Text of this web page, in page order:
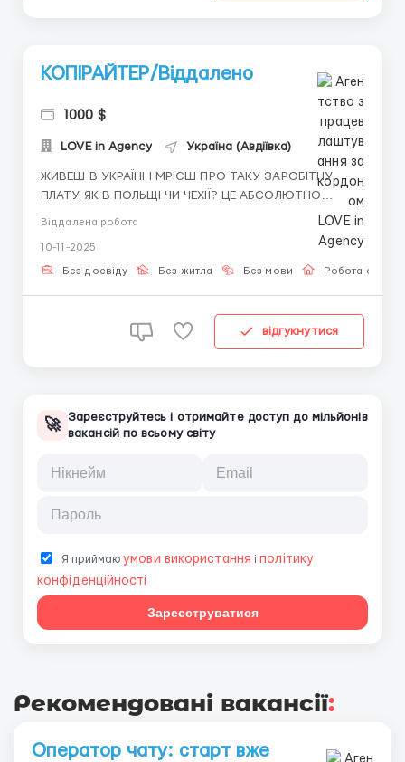
КОПІРАЙТЕР/Віддалено
1000 $
LOVE in Agency Україна (Авдіївка)
ЖИВЕШ В УКРАЇНІ І МРІЄШ ПРО ТАКУ ЗАРОБІТНУ
ПЛАТУ ЯК В ПОЛЬЩІ ЧИ ЧЕХІЇ? ЦЕ АБСОЛЮТНО
РЕАЛЬНО!Пропонуємо розглянути віддалену роботу з
зарплатою не гірше ніж закордоном!Пишіть мені у
телеграмм @Nastya_WorkHR і я детально розповім
Вам про роботу. ВИМОГИ:Наявність ПК чи ноута; (
Віддалена робота
10-11-2025
Без досвіду Без житла Без мови Робота онлайн
відгукнутися
🚀 Зареєструйтесь і отримайте доступ до мільйонів
вакансій по всьому світу
Я приймаюумови використання і політику
конфіденційності
Зареєструватися
Рекомендовані вакансії:
Оператор чату: старт вже